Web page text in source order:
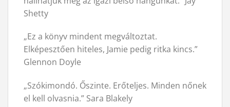
Shetty
„Ez a könyv mindent megváltoztat.
Elképesztően hiteles, Jamie pedig ritka kincs.”
Glennon Doyle
„Szókimondó. Őszinte. Erőteljes. Minden nőnek
el kell olvasnia.” Sara Blakely